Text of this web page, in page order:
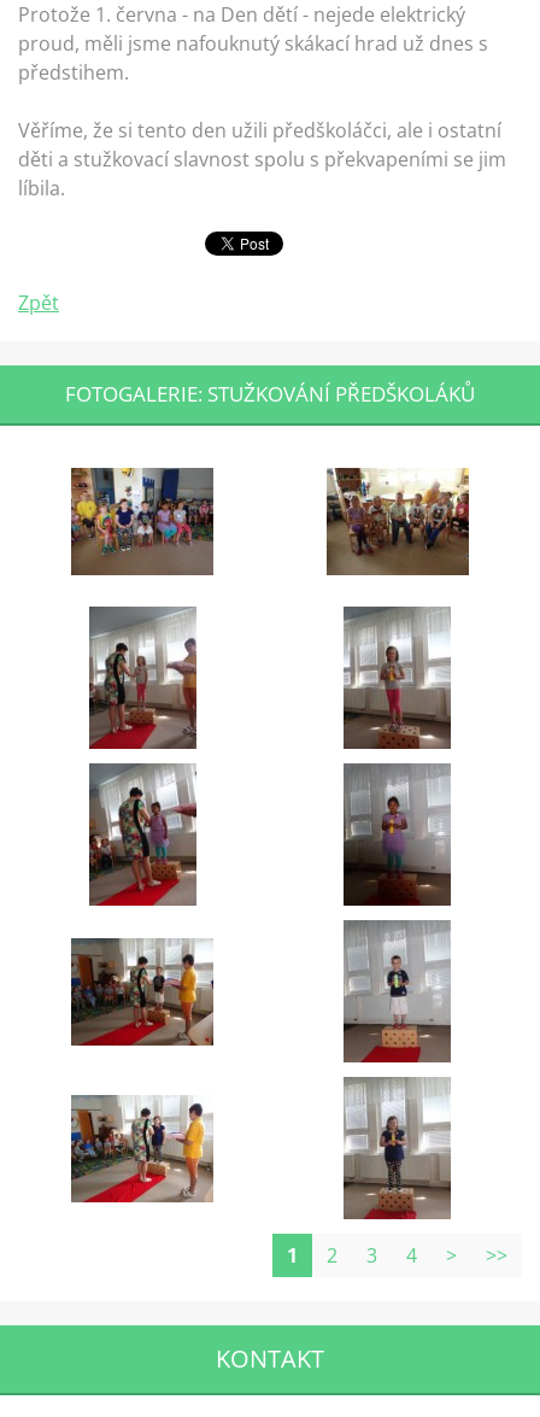
Protože 1. června - na Den dětí - nejede elektrický
proud, měli jsme nafouknutý skákací hrad už dnes s
předstihem.
Věříme, že si tento den užili předškoláčci, ale i ostatní
děti a stužkovací slavnost spolu s překvapeními se jim
líbila.
Zpět
FOTOGALERIE: STUŽKOVÁNÍ PŘEDŠKOLÁKŮ
1 2 3 4 > >>
KONTAKT